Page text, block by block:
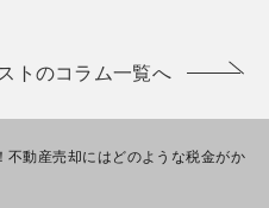
トのコラム一覧へ
不動産売却にはどのような税金がか